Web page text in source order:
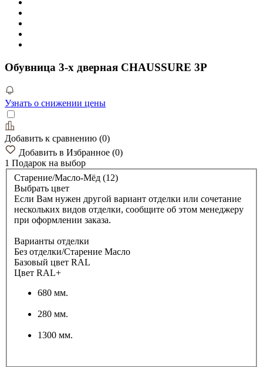
Обувница 3-х дверная CHAUSSURE 3P
Узнать о снижении цены
Добавить к сравнению (0)
Добавить в Избранное (0)
1 Подарок на выбор
Старение/Масло-Мёд (12)
Выбрать цвет
Если Вам нужен другой вариант отделки или сочетание
нескольких видов отделки, сообщите об этом менеджеру
при оформлении заказа.
Варианты отделки
Без отделки/Старение Масло
Базовый цвет RAL
Цвет RAL+
680 мм.
280 мм.
1300 мм.